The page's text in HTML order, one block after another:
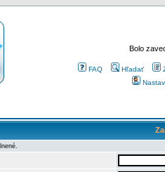
Bolo
FAQ Hľadať